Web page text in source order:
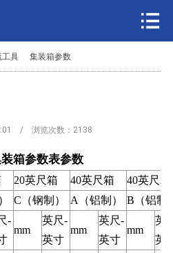
工具 集装箱参数
/ 浏览次数： 2138
箱参数表参数
20英尺箱 40英尺箱
40英尺箱
C（钢制） A（铝制） B（铝制
-
mm
英尺-
英寸
mm
英尺-
英寸
mm
英
英